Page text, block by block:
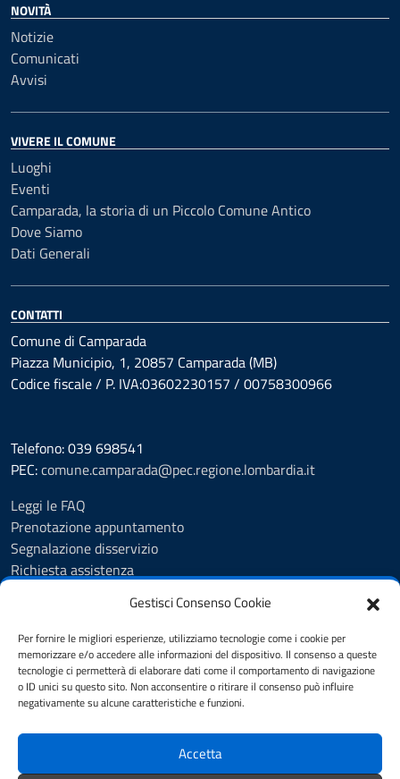
Gestisci Consenso Cookie
Per fornire le migliori esperienze, utilizziamo tecnologie come i cookie per
memorizzare e/o accedere alle informazioni del dispositivo. Il consenso a queste
tecnologie ci permetterà di elaborare dati come il comportamento di navigazione
o ID unici su questo sito. Non acconsentire o ritirare il consenso può influire
negativamente su alcune caratteristiche e funzioni.
Accetta
NOVITÀ
Notizie
Comunicati
Avvisi
VIVERE IL COMUNE
Luoghi
Eventi
Camparada, la storia di un Piccolo Comune Antico
Dove Siamo
Dati Generali
CONTATTI
Comune di Camparada
Piazza Municipio, 1, 20857 Camparada (MB)
Codice fiscale / P. IVA:03602230157 / 00758300966
Telefono: 039 698541
PEC:comune.camparada@pec.regione.lombardia.it
Leggi le FAQ
Prenotazione appuntamento
Segnalazione disservizio
Richiesta assistenza
Amministrazione trasparente
Albo Pretorio
Informativa privacy
Note legali
Dichiarazione di accessibilità